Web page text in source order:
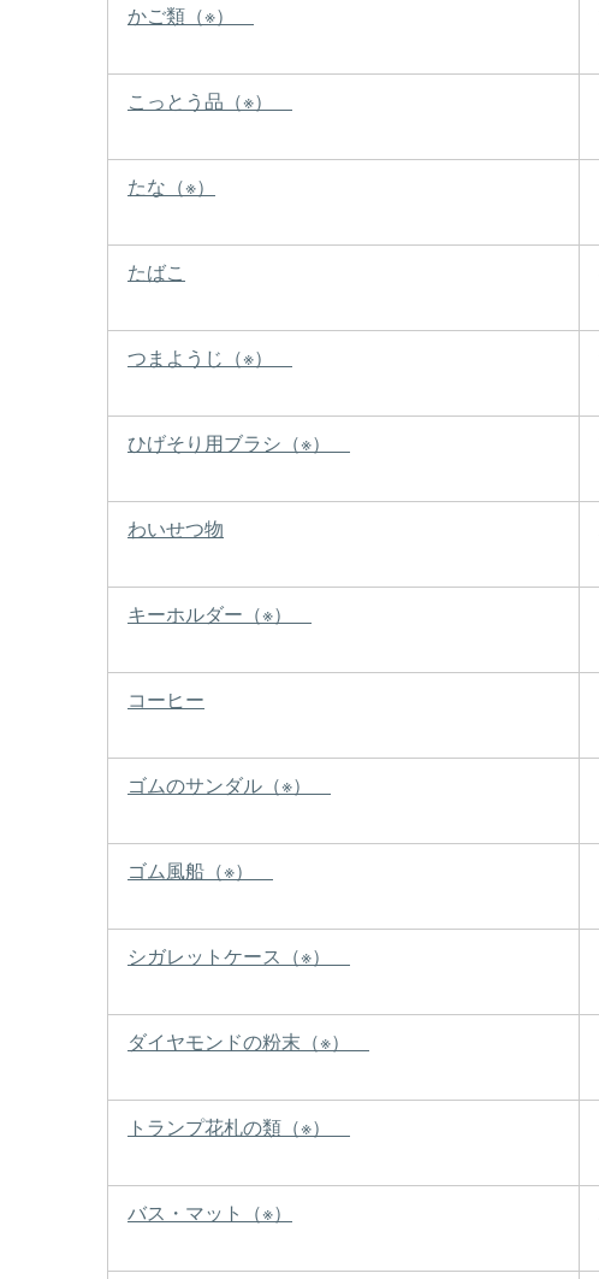
かご類（※）
こっとう品（※）
たな（※）
たばこ
つまようじ（※）
ひげそり用ブラシ（※）
わいせつ物
キーホルダー（※）
コーヒー
ゴムのサンダル（※）
ゴム風船（※）
シガレットケース（※）
ダイヤモンドの粉末（※）
トランプ花札の類（※）
バス・マット（※）